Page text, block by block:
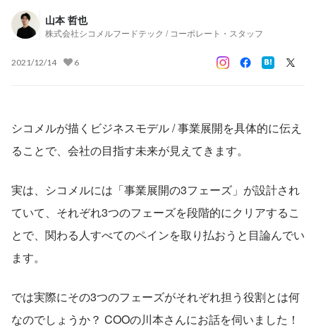
山本 哲也
株式会社シコメルフードテック / コーポレート・スタッフ
2021/12/14 6
シコメルが描くビジネスモデル / 事業展開を具体的に伝え
ることで、会社の目指す未来が見えてきます。
実は、シコメルには「事業展開の3フェーズ」が設計され
ていて、それぞれ3つのフェーズを段階的にクリアするこ
とで、関わる人すべてのペインを取り払おうと目論んでい
ます。
では実際にその3つのフェーズがそれぞれ担う役割とは何
なのでしょうか？ COOの川本さんにお話を伺いました！